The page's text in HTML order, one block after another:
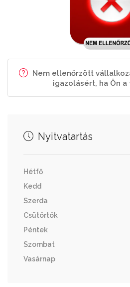
Nem ellenőrzött
igazolásért, ha Ön
Nyitvatartás
Hétfő
Kedd
Szerda
Csütörtök
Péntek
Szombat
Vasárnap